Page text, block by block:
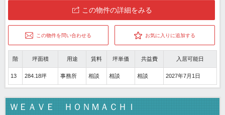
この物件の詳細をみる
この物件を問い合わせる お気に入りに追加する
階 坪面積 用途 賃料 坪単価 共益費 入居可能日
13 284.18坪 事務所 相談 相談 相談 2027年7月1日
ＷＥＡＶＥ ＨＯＮＭＡＣＨＩ